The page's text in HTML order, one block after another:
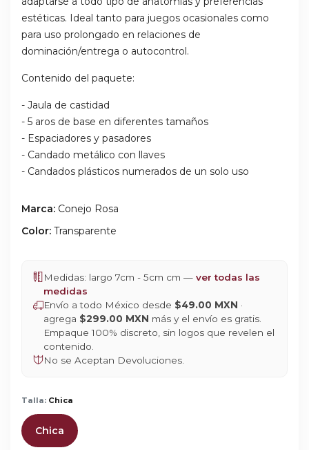
estéticas. Ideal tanto para juegos ocasionales como
para uso prolongado en relaciones de
dominación/entrega o autocontrol.
Contenido del paquete:
- Jaula de castidad
- 5 aros de base en diferentes tamaños
- Espaciadores y pasadores
- Candado metálico con llaves
- Candados plásticos numerados de un solo uso
Marca: Conejo Rosa
Color: Transparente
Medidas: largo 7cm - 5cm cm — ver todas las
medidas
Envío a todo México desde $49.00 MXN ·
agrega $299.00 MXN más y el envío es gratis.
Empaque 100% discreto, sin logos que revelen el
contenido.
No se Aceptan Devoluciones.
Talla: Chica
Chica